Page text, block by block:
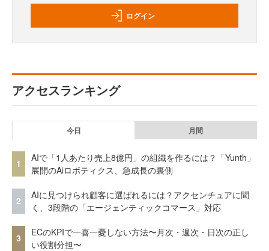
ログイン
アクセスランキング
今日 月間
1
AIで「1人あたり売上8億円」の組織を作るには？「Yunth」
展開のAiロボティクス、急成長の裏側
2
AIに見つけられ顧客に選ばれるには？アクセンチュアに聞
く、3段階の「エージェンティックコマース」対応
3
ECのKPIで一喜一憂しない方法〜月次・週次・日次の正し
い役割分担〜